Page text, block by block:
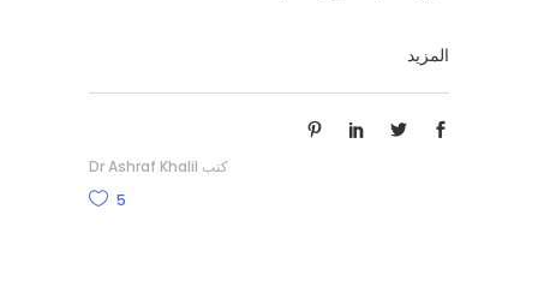
المزيد
كتب Dr Ashraf Khalil
5